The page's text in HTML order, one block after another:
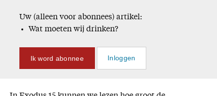
Uw (alleen voor abonnees) artikel:
Wat moeten wij drinken?
Ik word abonnee Inloggen